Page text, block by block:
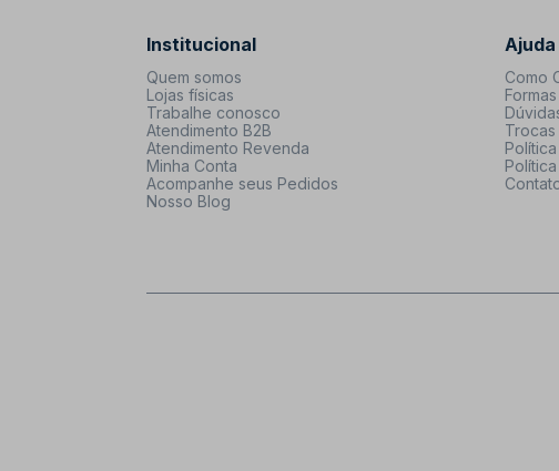
Institucional
Quem somos
Lojas físicas
Trabalhe conosco
Atendimento B2B
Atendimento Revenda
Minha Conta
Acompanhe seus Pedidos
Nosso Blog
Como